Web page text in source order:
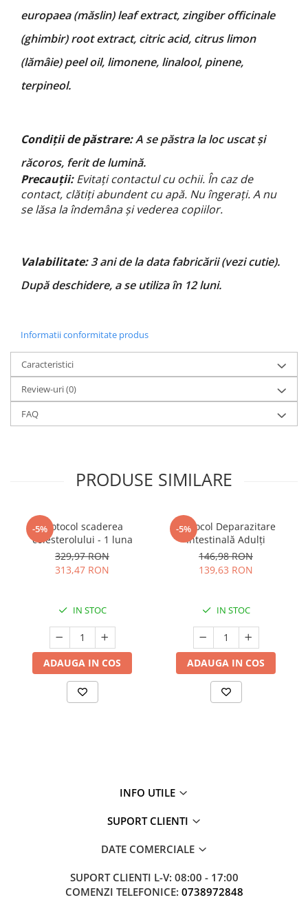
europaea (măslin) leaf extract, zingiber officinale
(ghimbir) root extract, citric acid, citrus limon
(lămâie) peel oil, limonene, linalool, pinene,
terpineol.
Condiții de păstrare:A se păstra la loc uscat și
răcoros, ferit de lumină.
Precauții:Evitați contactul cu ochii. În caz de
contact, clătiți abundent cu apă. Nu îngerați. A nu
se lăsa la îndemâna și vederea copiilor.
Valabilitate:3 ani de la data fabricării (vezi cutie).
După deschidere, a se utiliza în 12 luni.
Informatii conformitate produs
Caracteristici
Review-uri(0)
FAQ
PRODUSE SIMILARE
-5%Protocol scaderea
colesterolului - 1 luna
329,97 RON
313,47 RON
IN STOC
ADAUGA IN COS
-5%
Protocol Deparazitare
Intestinală Adulți
146,98 RON
139,63 RON
IN STOC
ADAUGA IN COS
INFO UTILE
SUPORT CLIENTI
DATE COMERCIALE
SUPORT CLIENTI L-V: 08:00 - 17:00
COMENZI TELEFONICE: 0738972848